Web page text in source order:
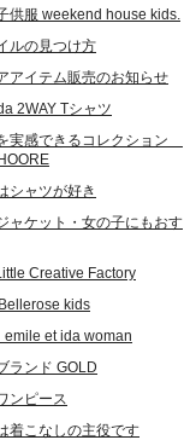
供服 weekend house kids.
ルの見つけ方
アイテム販売のお知らせ
2WAY Tシャツ
実感できるコレクション
シャツが好き
ャケット・女の子にもおす
Creative Factory
kids
et ida woman
ランド GOLD
ンピース
着こなしの主役です